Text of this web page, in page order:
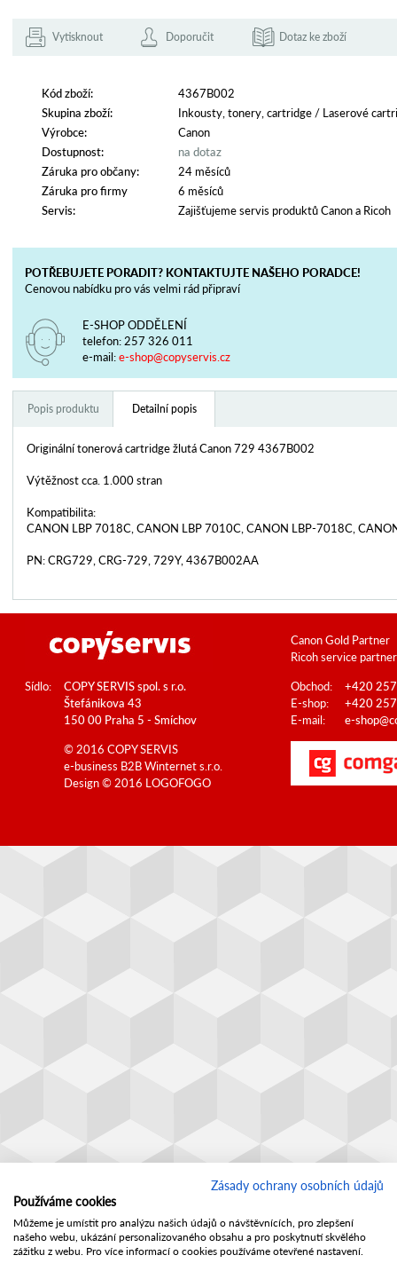
Vytisknout Doporučit Dotaz ke zboží
Kód zboží:
4367B002
Skupina zboží:
Inkousty, tonery, cartridge / Laserové
Výrobce:
Canon
Dostupnost:
na dotaz
Záruka pro občany:
24 měsíců
Záruka pro firmy
6 měsíců
Servis:
Zajišťujeme servis produktů Canon a Ricoh
POTŘEBUJETE PORADIT? KONTAKTUJTE NAŠEHO PORADCE!
Cenovou nabídku pro vás velmi rád připraví
E-SHOP ODDĚLENÍ
telefon: 257 326 011
e-mail:e-shop@copyservis.cz
Popis produktu Detailní popis
Originální tonerová cartridge žlutá Canon 729 4367B002
Výtěžnost cca. 1.000 stran
Kompatibilita:
CANON LBP 7018C, CANON LBP 7010C, CANON LBP-7018C,
PN: CRG729, CRG-729, 729Y, 4367B002AA
Canon Gold Partner
Ricoh service partner
Sídlo:
COPY SERVIS spol. s r.o.
Štefánikova 43
150 00 Praha 5 - Smíchov
Obchod:
+420
E-shop:
+420
E-mail:
e-
© 2016 COPY SERVIS
e-business B2BWinternet s.r.o.
Design © 2016 LOGOFOGO
Zásady ochrany osobních údajů
Používáme cookies
Můžeme je umístit pro analýzu našich údajů o návštěvnících, pro zlepšení
našeho webu, ukázání personalizovaného obsahu a pro poskytnutí skvělého
zážitku z webu. Pro více informací o cookies používáme otevřené nastavení.